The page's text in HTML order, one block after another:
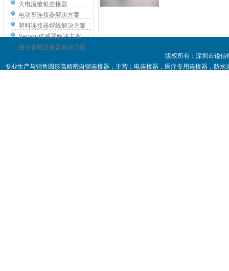
大电流镀银连接器
电动车连接器解决方案
塑料连接器焊线解决方案
Sensor传感器解决方案
迷你音频连接器解决方案
版权所有：深圳市镒信
专业生产与销售圆形高精密自锁连接器，主营：电连接器，医疗专用连接器，防